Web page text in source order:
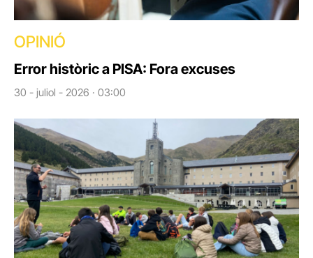
OPINIÓ
Error històric a PISA: Fora excuses
30 - juliol - 2026 · 03:00